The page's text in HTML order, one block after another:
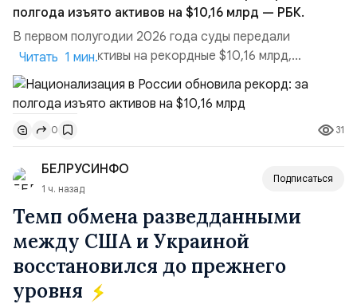
полгода изъято активов на $10,16 млрд — РБК.
В первом полугодии 2026 года суды передали
государству активы на рекордные $10,16 млрд,
подсчитали аналитики AK&M. Это в 2,5 раза больше,
чем за аналогичный период 2025 года ($3,95 млрд).
Всего зафиксировано 15 национализационных
транзакций, которые обеспечили 42,2% денежного
объёма всего российского рынка слияний и
поглощений. Крупнейшей ...
Читать 1 мин.
0 31
БЕЛРУСИНФО
1 ч. назад
Подписаться
Темп обмена разведданными
между США и Украиной
восстановился до прежнего
уровня